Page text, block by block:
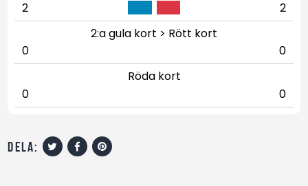
2
2
2:a gula kort > Rött kort
0
0
Röda kort
0
0
dela: